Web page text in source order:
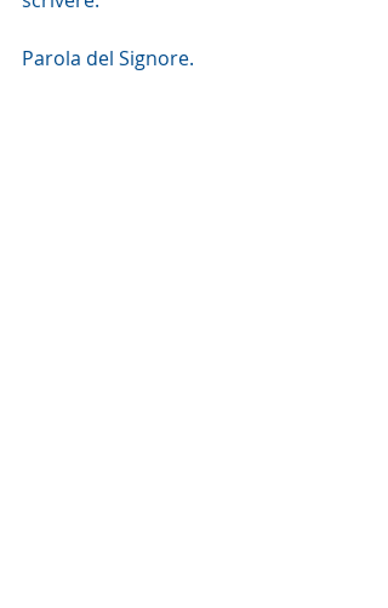
Parola del Signore.